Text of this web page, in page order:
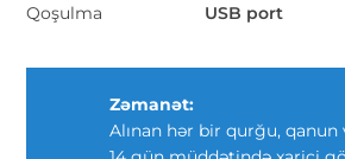
Qoşulma
USB port
Zəmanət:
Alınan hər bir qurğu, qanun